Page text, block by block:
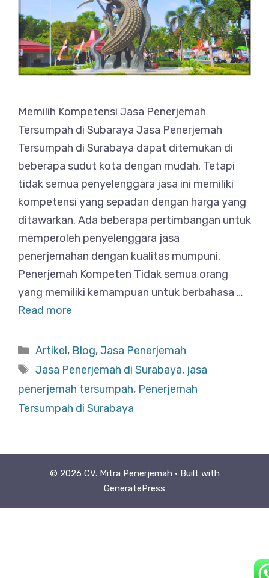
Memilih Kompetensi Jasa Penerjemah
Tersumpah di Subaraya Jasa Penerjemah
Tersumpah di Surabaya dapat ditemukan di
beberapa sudut kota dengan mudah. Tetapi
tidak semua penyelenggara jasa ini memiliki
kompetensi yang sepadan dengan harga yang
ditawarkan. Ada beberapa pertimbangan untuk
memperoleh penyelenggara jasa
penerjemahan dengan kualitas mumpuni.
Penerjemah Kompeten Tidak semua orang
yang memiliki kemampuan untuk berbahasa …
Read more
Categories
Artikel, Blog,Jasa Penerjemah
Tags
Jasa Penerjemah di Surabaya, jasa
penerjemah tersumpah, Penerjemah
Tersumpah di Surabaya
© 2026 CV. Mitra Penerjemah • Built with
GeneratePress